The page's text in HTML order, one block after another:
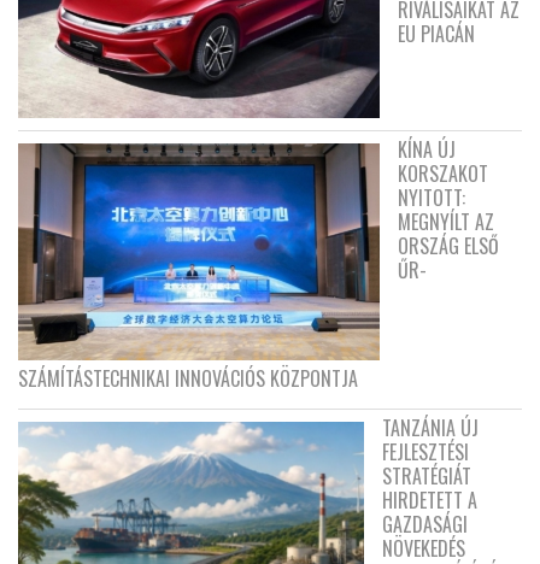
RIVÁLISAIKAT AZ
EU PIACÁN
KÍNA ÚJ
KORSZAKOT
NYITOTT:
MEGNYÍLT AZ
ORSZÁG ELSŐ
ŰR-
SZÁMÍTÁSTECHNIKAI INNOVÁCIÓS KÖZPONTJA
TANZÁNIA ÚJ
FEJLESZTÉSI
STRATÉGIÁT
HIRDETETT A
GAZDASÁGI
NÖVEKEDÉS